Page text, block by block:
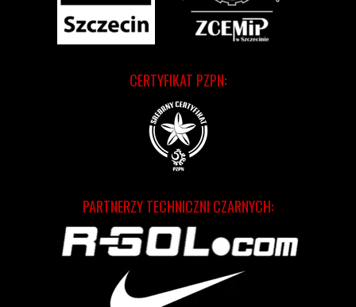
CERTYFIKAT PZPN:
PARTNERZY TECHNICZNI CZARNYCH: